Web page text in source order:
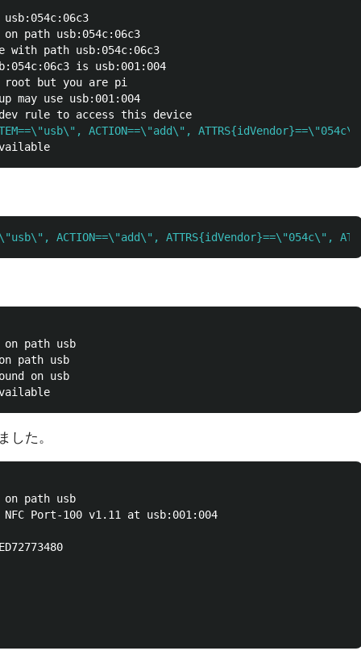
path usb:054c:06c3
with path usb:054c:06c3
is usb:001:004
root but you are pi
may use usb:001:004
ACTION==\"add\",
ACTION==\"add\",
path usb
path usb
on usb
した。
path usb
Port-100 v1.11 at usb:001:004